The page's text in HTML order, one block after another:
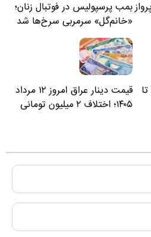
بمب پرسپولیس در فوتبال زنان؛
«خانم‌گل» سرمربی سرخ‌ها شد
قیمت دینار عراق امروز ۱۲ مرداد
۱۴۰۵؛ اختلاف ۲ میلیون تومانی